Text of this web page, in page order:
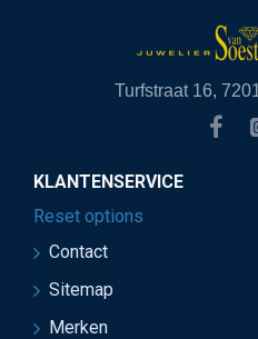
Turfstraat 16,
KLANTENSERVICE
Reset options
Contact
Sitemap
Merken